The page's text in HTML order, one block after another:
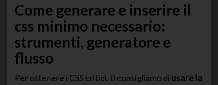
Come generare e inserire il
css minimo necessario:
strumenti, generatore e
flusso
Per ottenere i CSS critici, ti consigliamo di usare la